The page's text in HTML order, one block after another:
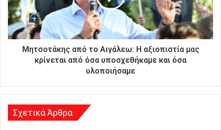
ς
δ
ι
ε
σ
Μητσοτάκης από το Αιγάλεω: Η αξιοπιστία μας
κρίνεται από όσα υποσχεθήκαμε και όσα
υλοποιήσαμε
Σχετικά Άρθρα